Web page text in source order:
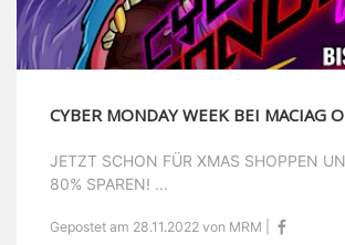
CYBER MONDAY WEEK BEI MACIAG
JETZT SCHON FÜR XMAS SHOPPEN
80% SPAREN! ...
Gepostet am 28.11.2022 von MRM |